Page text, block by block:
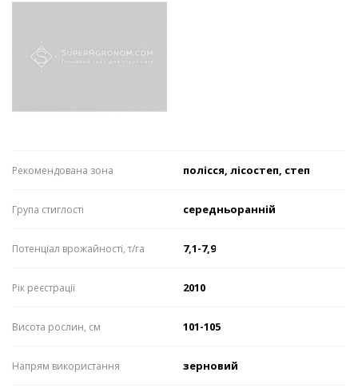
Рекомендована зона полісся, лісостеп, степ
Група стиглості середньоранній
Потенціал врожайності, т/га 7,1-7,9
Рік реєстрації 2010
Висота рослин, см 101-105
Напрям використання зерновий